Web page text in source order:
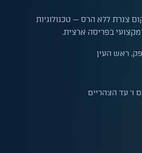
צנרת ללא הרס — טכנולוגיות
בפריסה ארצית.